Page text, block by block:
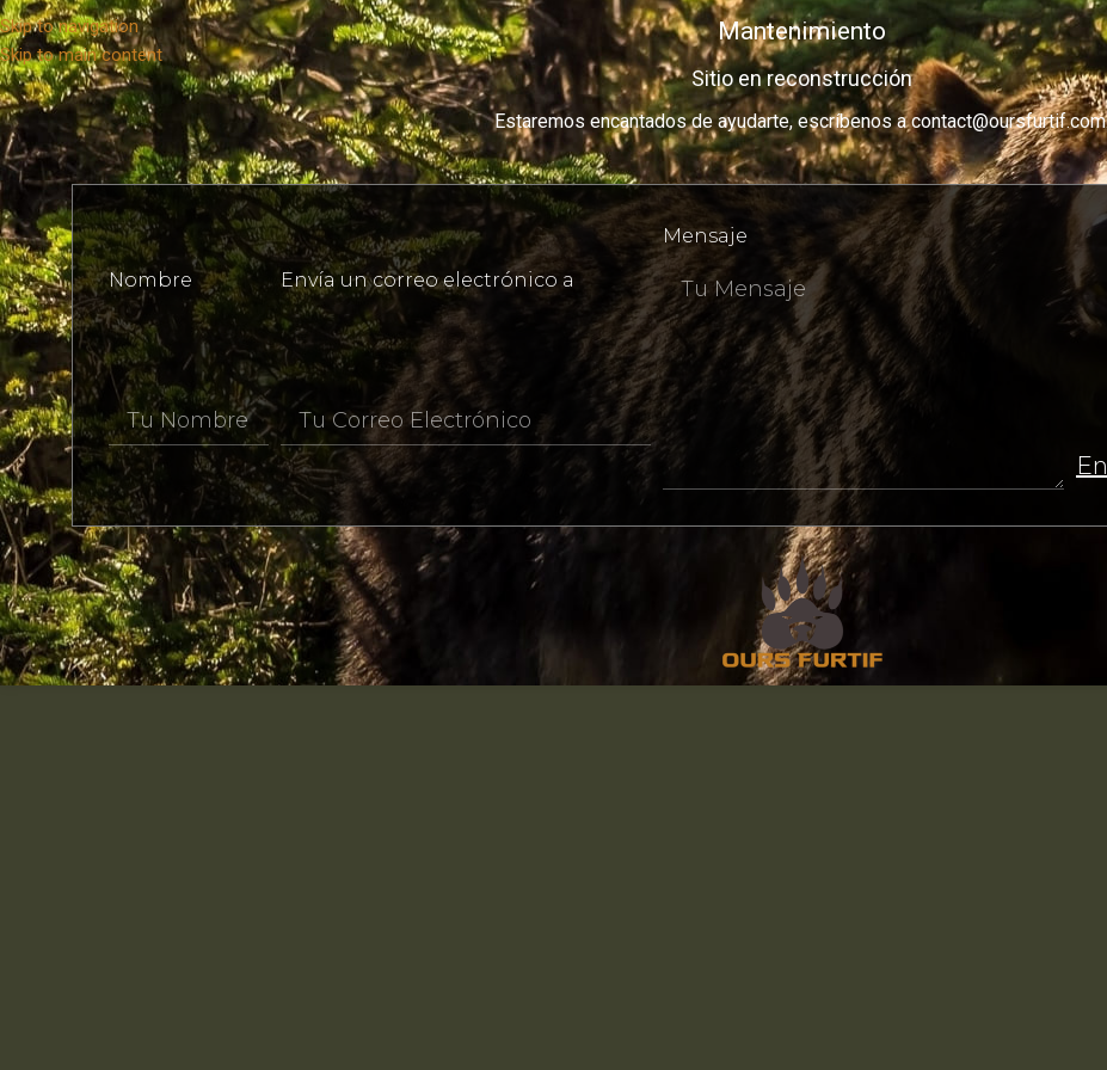
Skip to navigation
Skip to main content
Mantenimiento
Sitio en reconstrucción
Estaremos encantados de ayudarte, escríbenos a
Nombre Envía un correo electrónico a
Mensaje